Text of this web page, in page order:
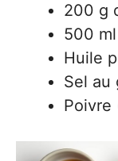
200 g
500
Huile
Sel au
Poivre